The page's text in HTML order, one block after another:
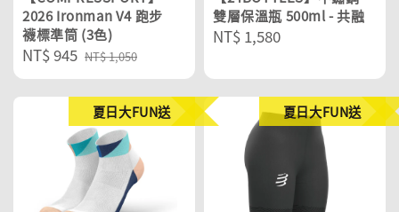
2026 Ironman V4 跑步
襪標準筒 (3色)
Sale
price
NT$ 945 Regular
price
NT$ 1,050
雙層保溫瓶 500ml - 共融
Regular
NT$ 1,580
夏日大FUN送 夏日大FUN送